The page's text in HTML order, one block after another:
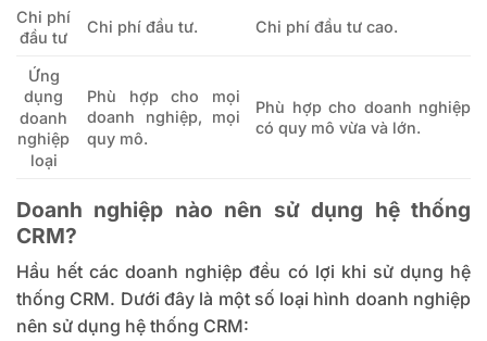
Chi phí
đầu tư
Chi phí đầu tư. Chi phí đầu tư cao.
Ứng
dụng
doanh
nghiệp
loại
Phù hợp cho mọi
doanh nghiệp, mọi
quy mô.
Phù hợp cho doanh nghiệp
có quy mô vừa và lớn.
Doanh nghiệp nào nên sử dụng hệ thống
CRM?
Hầu hết các doanh nghiệp đều có lợi khi sử dụng hệ
thống CRM. Dưới đây là một số loại hình doanh nghiệp
nên sử dụng hệ thống CRM: